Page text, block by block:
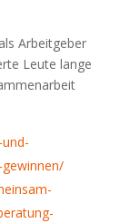
Arbeitgeber
Leute lange